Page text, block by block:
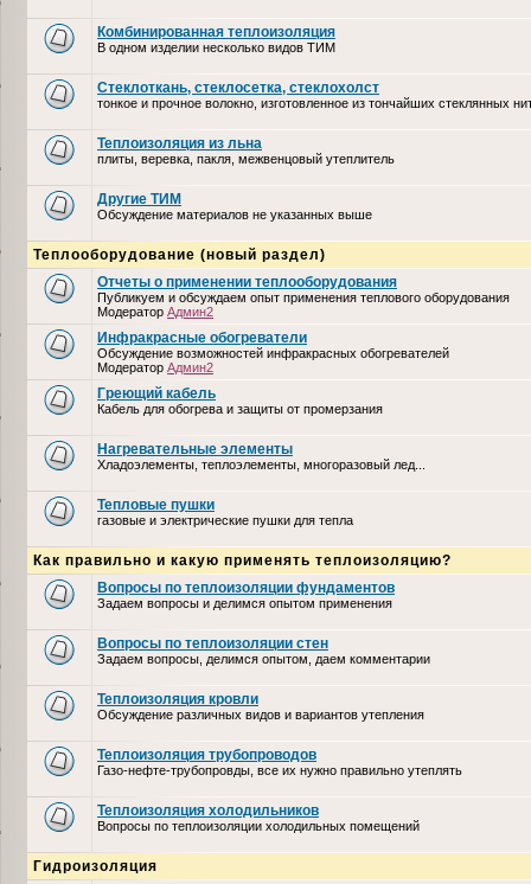
Комбинированная теплоизоляция
В одном изделии несколько видов ТИМ
Стеклоткань, стеклосетка, cтеклохолст
тонкое и прочное волокно, изготовленное из тончайших стеклянных
Теплоизоляция из льна
плиты, веревка, пакля, межвенцовый утеплитель
Другие ТИМ
Обсуждение материалов не указанных выше
Теплооборудование (новый раздел)
Отчеты о применении теплооборудования
Публикуем и обсуждаем опыт применения теплового оборудования
Модератор Админ2
Инфракрасные обогреватели
Обсуждение возможностей инфракрасных обогревателей
Модератор Админ2
Греющий кабель
Кабель для обогрева и защиты от промерзания
Нагревательные элементы
Хладоэлементы, теплоэлементы, многоразовый лед...
Тепловые пушки
газовые и электрические пушки для тепла
Как правильно и какую применять теплоизоляцию?
Вопросы по теплоизоляции фундаментов
Задаем вопросы и делимся опытом применения
Вопросы по теплоизоляции стен
Задаем вопросы, делимся опытом, даем комментарии
Теплоизоляция кровли
Обсуждение различных видов и вариантов утепления
Теплоизоляция трубопроводов
Газо-нефте-трубопровды, все их нужно правильно утеплять
Теплоизоляция холодильников
Вопросы по теплоизоляции холодильных помещений
Гидроизоляция